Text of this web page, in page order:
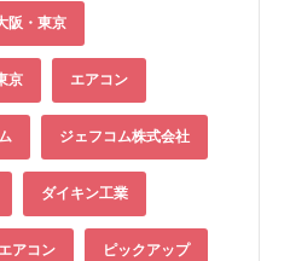
阪・東京
京 エアコン
ジェフコム株式会社
ダイキン工業
アコン ピックアップ